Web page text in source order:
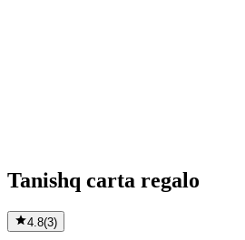
Tanishq carta regalo
4.8(3)